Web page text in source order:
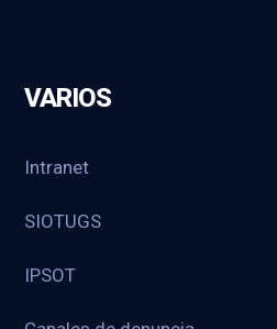
VARIOS
Intranet
SIOTUGS
IPSOT